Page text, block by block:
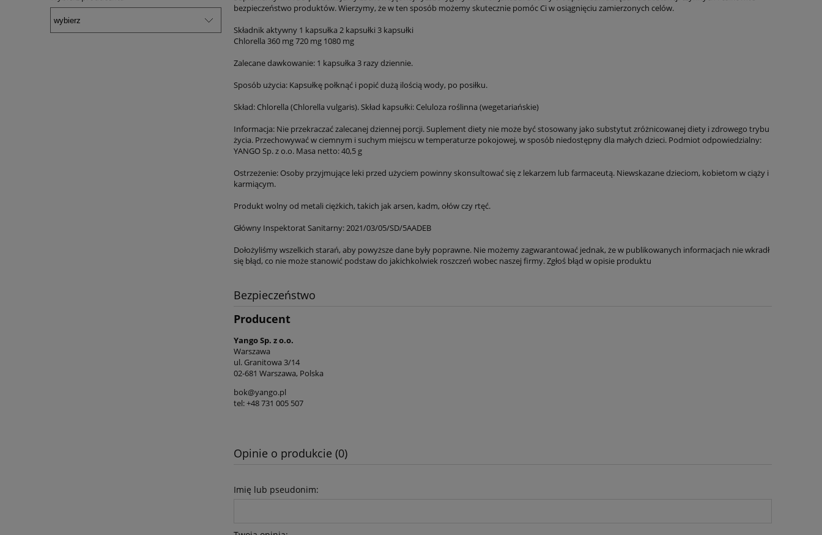
bezpieczeństwo produktów. Wierzymy, że w ten sposób możemy skutecznie pomóc Ci w osiągnięciu zamierzonych celów.
Składnik aktywny 1 kapsułka 2 kapsułki 3 kapsułki
Chlorella 360 mg 720 mg 1080 mg
Zalecane dawkowanie: 1 kapsułka 3 razy dziennie.
Sposób użycia: Kapsułkę połknąć i popić dużą ilością wody, po posiłku.
Skład: Chlorella (Chlorella vulgaris). Skład kapsułki: Celuloza roślinna (wegetariańskie)
Informacja: Nie przekraczać zalecanej dziennej porcji. Suplement diety nie może być stosowany jako substytut zróżnicowanej diety i zdrowego trybu
życia. Przechowywać w ciemnym i suchym miejscu w temperaturze pokojowej, w sposób niedostępny dla małych dzieci. Podmiot odpowiedzialny:
YANGO Sp. z o.o. Masa netto: 40,5 g
Ostrzeżenie: Osoby przyjmujące leki przed użyciem powinny skonsultować się z lekarzem lub farmaceutą. Niewskazane dzieciom, kobietom w ciąży i
karmiącym.
Produkt wolny od metali ciężkich, takich jak arsen, kadm, ołów czy rtęć.
Główny Inspektorat Sanitarny: 2021/03/05/SD/5AADEB
Dołożyliśmy wszelkich starań, aby powyższe dane były poprawne. Nie możemy zagwarantować jednak, że w publikowanych informacjach nie wkradł
się błąd, co nie może stanowić podstaw do jakichkolwiek roszczeń wobec naszej firmy. Zgłoś błąd w opisie produktu
Bezpieczeństwo
Producent
Yango Sp. z o.o.
Warszawa
ul. Granitowa 3/14
02-681 Warszawa, Polska
bok@yango.pl
tel: +48 731 005 507
Opinie o produkcie (0)
Imię lub pseudonim: